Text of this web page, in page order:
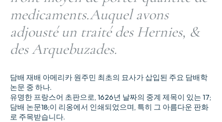
medicaments.Auquel avons
adjousté un traité des Hernies, &
des Arquebuzades.
담배 재배 아메리카 원주민 최초의 묘사가 삽입된 주요 담배학
논문 중 하나.
유명한 프랑스어 초판으로, 1626년 날짜의 중계 제목이 있는 17;
담배 논문18;이 리옹에서 인쇄되었으며, 특히 그 아름다운 판화
로 주목받습니다.